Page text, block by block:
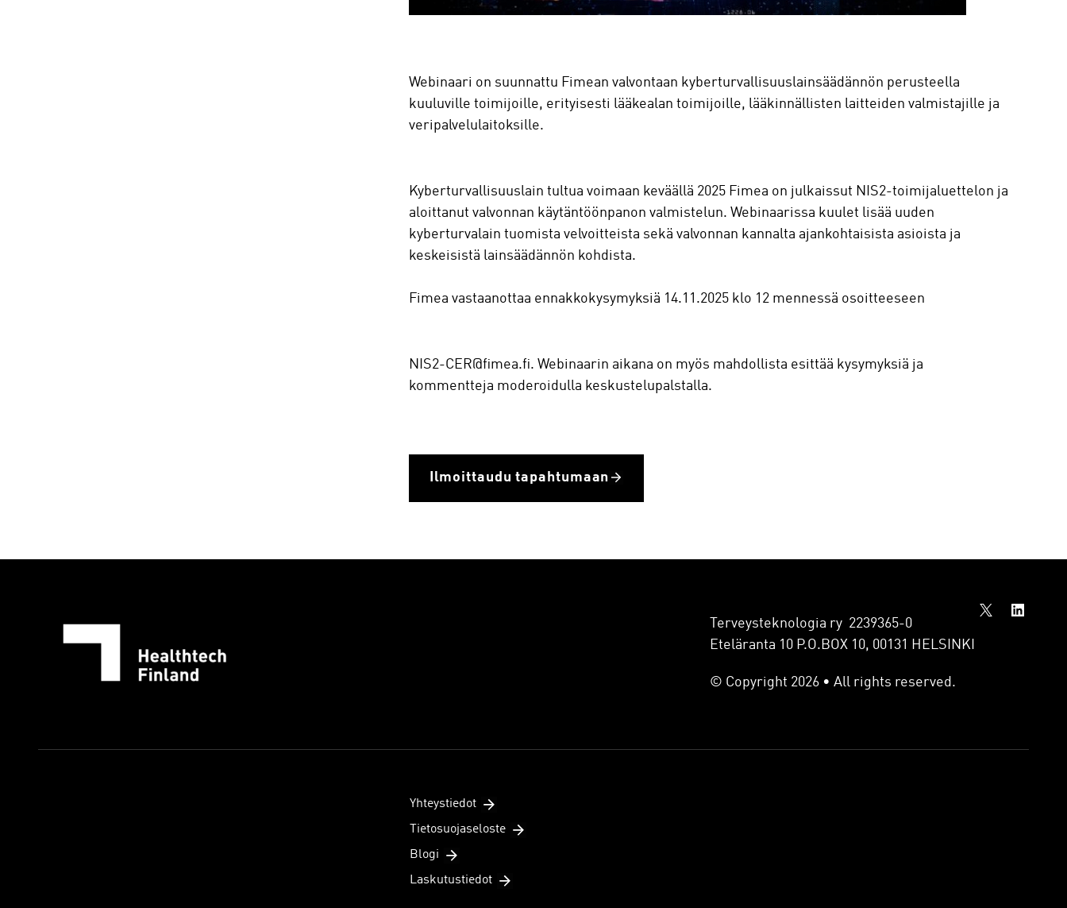
Webinaari on suunnattu Fimean valvontaan kyberturvallisuuslainsäädännön perusteella
kuuluville toimijoille, erityisesti lääkealan toimijoille, lääkinnällisten laitteiden valmistajille ja
veripalvelulaitoksille.
Kyberturvallisuuslain tultua voimaan keväällä 2025 Fimea on julkaissut NIS2-toimijaluettelon ja
aloittanut valvonnan käytäntöönpanon valmistelun. Webinaarissa kuulet lisää uuden
kyberturvalain tuomista velvoitteista sekä valvonnan kannalta ajankohtaisista asioista ja
keskeisistä lainsäädännön kohdista.
Fimea vastaanottaa ennakkokysymyksiä 14.11.2025 klo 12 mennessä osoitteeseen
NIS2-CER@fimea.fi. Webinaarin aikana on myös mahdollista esittää kysymyksiä ja
kommentteja moderoidulla keskustelupalstalla.
Ilmoittaudu tapahtumaan
Terveysteknologia ry 2239365-0
Eteläranta 10 P.O.BOX 10, 00131 HELSINKI
© Copyright 2026 • All rights reserved.
Yhteystiedot
Tietosuojaseloste
Blogi
Laskutustiedot